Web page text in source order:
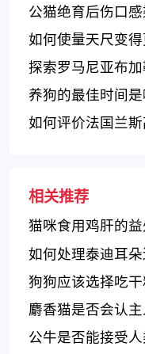
公猫绝育后伤口
如何使量天尺变得
探索罗马尼亚布
养狗的最佳时间是
如何评价法国兰
相关推荐
猫咪食用鸡肝的
如何处理泰迪耳朵
狗狗应该选择吃干
麝香猫是否会认主
公牛是否能接受人